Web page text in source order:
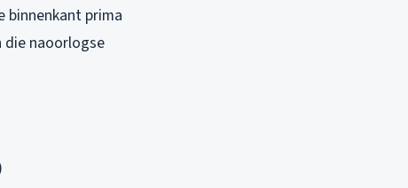
binnenkant prima
die naoorlogse